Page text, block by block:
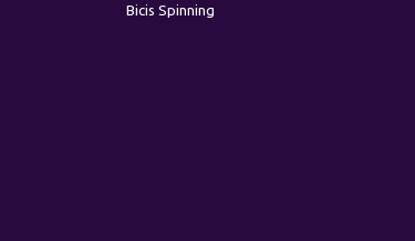
Bicis Spinning